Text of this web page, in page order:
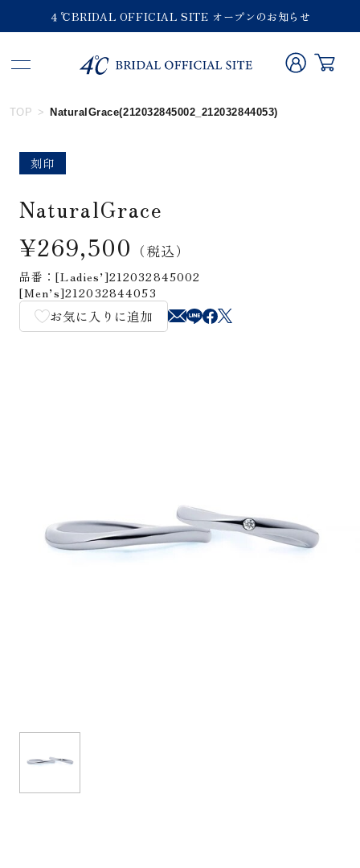
４℃BRIDAL OFFICIAL SITE オープンのお知らせ
TOP NaturalGrace(212032845002_212032844053)
刻印
NaturalGrace
¥269,500 （税込）
品番：[Ladies’]212032845002
[Men’s]212032844053
お気に入りに追加